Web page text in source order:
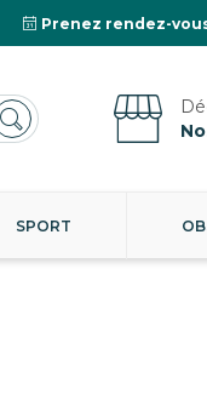
Prenez rendez-
SPORT